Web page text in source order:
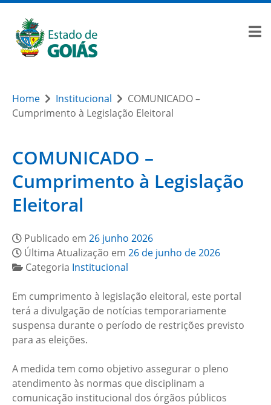
Home Institucional
COMUNICADO –
Cumprimento à Legislação Eleitoral
COMUNICADO –
Cumprimento à Legislação
Eleitoral
Publicado em 26 junho 2026
Última Atualização em 26 de junho de 2026
Categoria Institucional
Em cumprimento à legislação eleitoral, este portal
terá a divulgação de notícias temporariamente
suspensa durante o período de restrições previsto
para as eleições.
A medida tem como objetivo assegurar o pleno
atendimento às normas que disciplinam a
comunicação institucional dos órgãos públicos